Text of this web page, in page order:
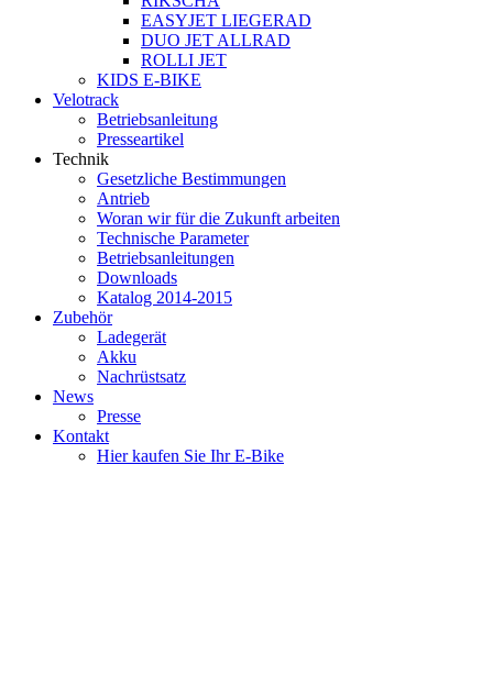
EASYJET LIEGERAD
DUO JET ALLRAD
ROLLI JET
KIDS E-BIKE
Velotrack
Betriebsanleitung
Presseartikel
Technik
Gesetzliche Bestimmungen
Antrieb
Woran wir für die Zukunft arbeiten
Technische Parameter
Betriebsanleitungen
Downloads
Katalog 2014-2015
Zubehör
Ladegerät
Akku
Nachrüstsatz
News
Presse
Kontakt
Hier kaufen Sie Ihr E-Bike